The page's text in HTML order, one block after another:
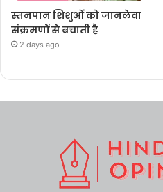
स्तनपान शिशुओं को जानलेवा
संक्रमणों से बचाती है
2 days ago